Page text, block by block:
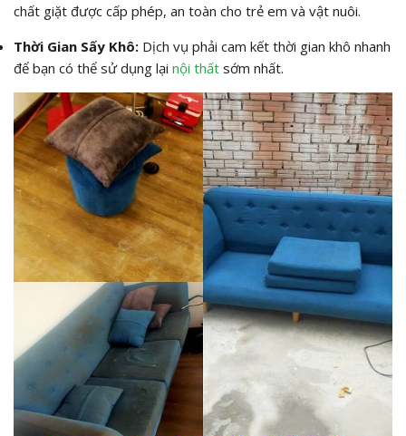
chất giặt được cấp phép, an toàn cho trẻ em và vật nuôi.
Thời Gian Sấy Khô: Dịch vụ phải cam kết thời gian khô nhanh
để bạn có thể sử dụng lại nội thất sớm nhất.